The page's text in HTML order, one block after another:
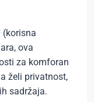
(korisna
ova
za komforan
želi privatnost,
sadržaja.